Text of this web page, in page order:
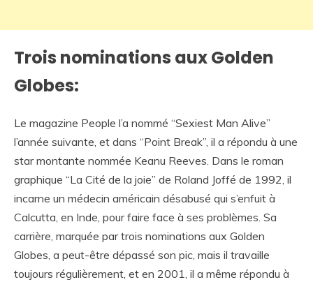
Trois nominations aux Golden
Globes:
Le magazine People l’a nommé “Sexiest Man Alive”
l’année suivante, et dans “Point Break”, il a répondu à une
star montante nommée Keanu Reeves. Dans le roman
graphique “La Cité de la joie” de Roland Joffé de 1992, il
incarne un médecin américain désabusé qui s’enfuit à
Calcutta, en Inde, pour faire face à ses problèmes. Sa
carrière, marquée par trois nominations aux Golden
Globes, a peut-être dépassé son pic, mais il travaille
toujours régulièrement, et en 2001, il a même répondu à